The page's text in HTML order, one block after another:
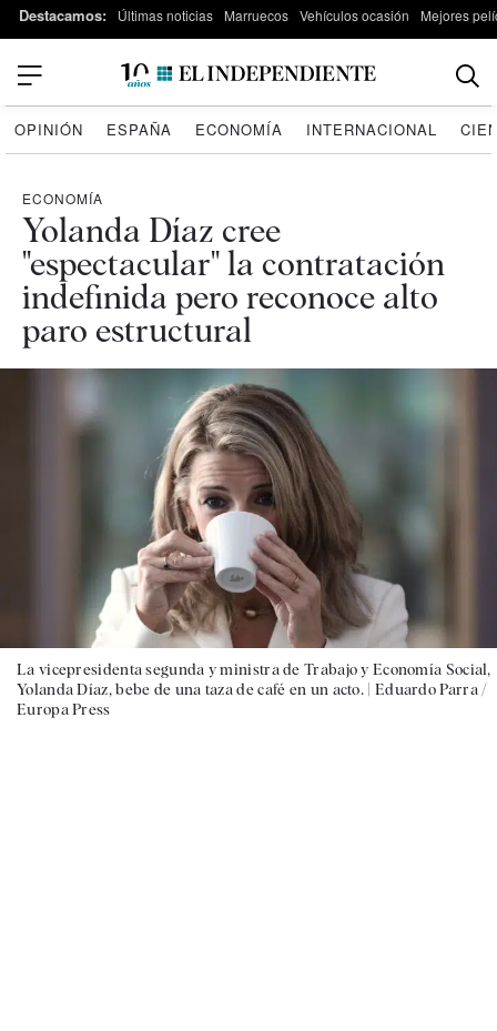
Destacamos: Últimas noticias Marruecos Vehículos ocasión Mejores
OPINIÓN ESPAÑA ECONOMÍA INTERNACIONAL
ECONOMÍA
Yolanda Díaz cree
"espectacular" la contratación
indefinida pero reconoce alto
paro estructural
La vicepresidenta segunda y ministra de Trabajo y Economía Social,
Yolanda Díaz, bebe de una taza de café en un acto. | Eduardo Parra /
Europa Press